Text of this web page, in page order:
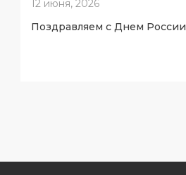
12 июня, 2026
Поздравляем с Днем России